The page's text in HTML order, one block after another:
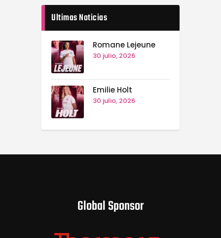
Ultimas Noticias
Romane Lejeune
30 julio, 2026
Emilie Holt
30 julio, 2026
Global Sponsor